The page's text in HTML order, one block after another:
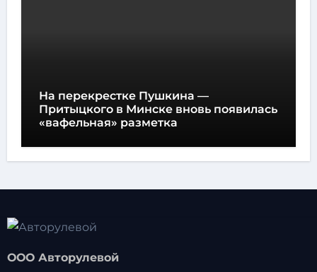
На перекрестке Пушкина —
Притыцкого в Минске вновь появилась
«вафельная» разметка
ООО Авторулевой